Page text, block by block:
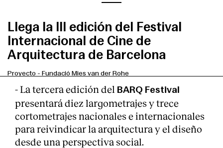
Llega la III edición del Festival
Internacional de Cine de
Arquitectura de Barcelona
Proyecto - Fundació Mies van der Rohe
- La tercera edición del BARQ Festival
presentará diez largometrajes y trece
cortometrajes nacionales e internacionales
para reivindicar la arquitectura y el diseño
desde una perspectiva social.